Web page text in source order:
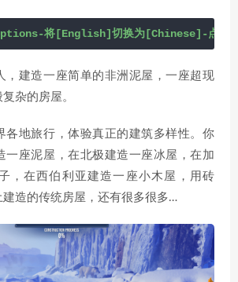
将[English]切换为[Chinese]-点击
，建造一座简单的非洲泥屋，一座超现
杂的房屋。
各地旅行，体验真正的建筑多样性。你
一座泥屋，在北极建造一座冰屋，在加
，在西伯利亚建造一座小木屋，用砖
造的传统房屋，还有很多很多…